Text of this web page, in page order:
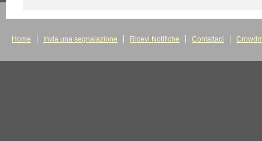
Home Invia una segnalazione Ricevi Notifiche Contattaci